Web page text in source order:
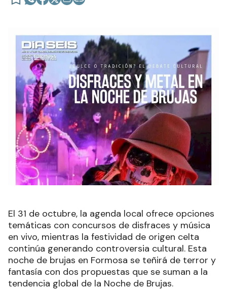
El 31 de octubre, la agenda local ofrece opciones
temáticas con concursos de disfraces y música
en vivo, mientras la festividad de origen celta
continúa generando controversia cultural. Esta
noche de brujas en Formosa se teñirá de terror y
fantasía con dos propuestas que se suman a la
tendencia global de la Noche de Brujas.